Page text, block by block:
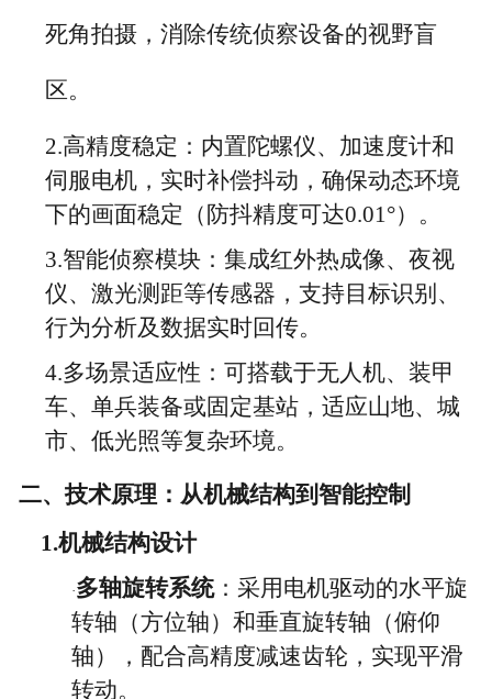
死角拍摄，消除传统侦察设备的视野盲
区。
2.高精度稳定：内置陀螺仪、加速度计和
伺服电机，实时补偿抖动，确保动态环境
下的画面稳定（防抖精度可达0.01°）。
3.智能侦察模块：集成红外热成像、夜视
仪、激光测距等传感器，支持目标识别、
行为分析及数据实时回传。
4.多场景适应性：可搭载于无人机、装甲
车、单兵装备或固定基站，适应山地、城
市、低光照等复杂环境。
二、技术原理：从机械结构到智能控制
1.机械结构设计
·多轴旋转系统：采用电机驱动的水平旋
转轴（方位轴）和垂直旋转轴（俯仰
轴），配合高精度减速齿轮，实现平滑
转动。